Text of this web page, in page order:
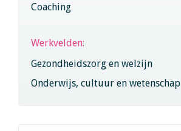
Coaching
Werkvelden:
Gezondheidszorg en welzijn
Onderwijs, cultuur en wetenschap